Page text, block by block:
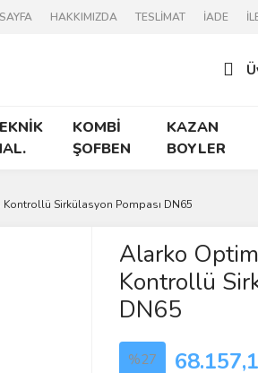
HAKKIMIZDA TESLİMAT İADE
KOMBİ
ŞOFBEN
KAZAN
BOYLER
Sirkülasyon Pompası DN65
Alarko
Kontrollü
DN65
%27